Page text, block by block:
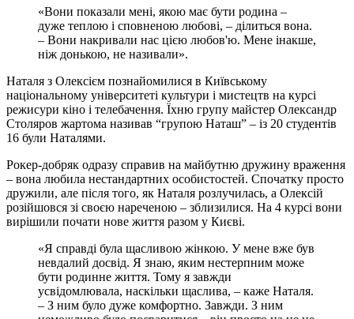
«Вони показали мені, якою має бути родина –
дуже теплою і сповненою любові, – ділиться вона.
– Вони накривали нас цією любов'ю. Мене інакше,
ніж донькою, не називали».
Наталя з Олексієм познайомилися в Київському
національному університеті культури і мистецтв на курсі
режисури кіно і телебачення. Їхню групу майстер Олександр
Столяров жартома називав “групою Наташ” – із 20 студентів
16 були Наталями.
Рокер-добряк одразу справив на майбутню дружину враження
– вона любила нестандартних особистостей. Спочатку просто
дружили, але після того, як Наталя розлучилась, а Олексій
розійшовся зі своєю нареченою – зблизилися. На 4 курсі вони
вирішили почати нове життя разом у Києві.
«Я справді була щасливою жінкою. У мене вже був
невдалий досвід. Я знаю, яким нестерпним може
бути родинне життя. Тому я завжди
усвідомлювала, наскільки щаслива, – каже Наталя.
– З ним було дуже комфортно. Завжди. З ним